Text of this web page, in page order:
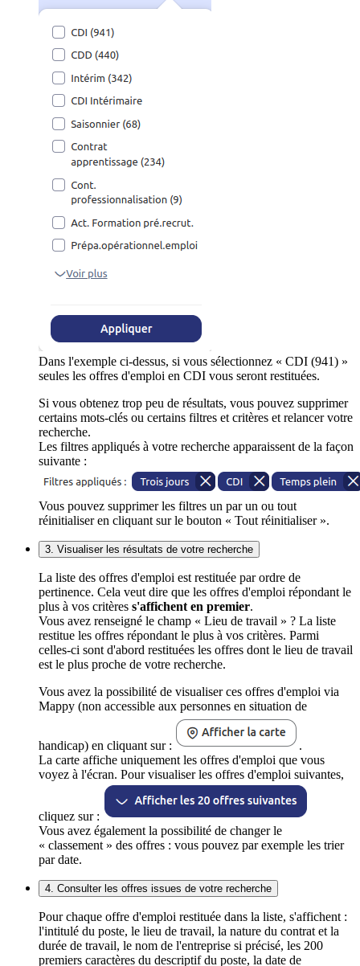
Dans l'exemple ci-dessus, si vous sélectionnez « CDI (941) »
seules les offres d'emploi en CDI vous seront restituées.
Si vous obtenez trop peu de résultats, vous pouvez supprimer
certains mots-clés ou certains filtres et critères et relancer votre
recherche.
Les filtres appliqués à votre recherche apparaissent de la façon
suivante :
Vous pouvez supprimer les filtres un par un ou tout
réinitialiser en cliquant sur le bouton « Tout réinitialiser ».
3. Visualiser les résultats de votre recherche
La liste des offres d'emploi est restituée par ordre de
pertinence. Cela veut dire que les offres d'emploi répondant le
plus à vos critères s'affichent en premier.
Vous avez renseigné le champ « Lieu de travail » ? La liste
restitue les offres répondant le plus à vos critères. Parmi
celles-ci sont d'abord restituées les offres dont le lieu de travail
est le plus proche de votre recherche.
Vous avez la possibilité de visualiser ces offres d'emploi via
Mappy (non accessible aux personnes en situation de
handicap) en cliquant sur :
.
La carte affiche uniquement les offres d'emploi que vous
voyez à l'écran. Pour visualiser les offres d'emploi suivantes,
cliquez sur :
Vous avez également la possibilité de changer le
« classement » des offres : vous pouvez par exemple les trier
par date.
4. Consulter les offres issues de votre recherche
Pour chaque offre d'emploi restituée dans la liste, s'affichent :
l'intitulé du poste, le lieu de travail, la nature du contrat et la
durée de travail, le nom de l'entreprise si précisé, les 200
premiers caractères du descriptif du poste, la date de